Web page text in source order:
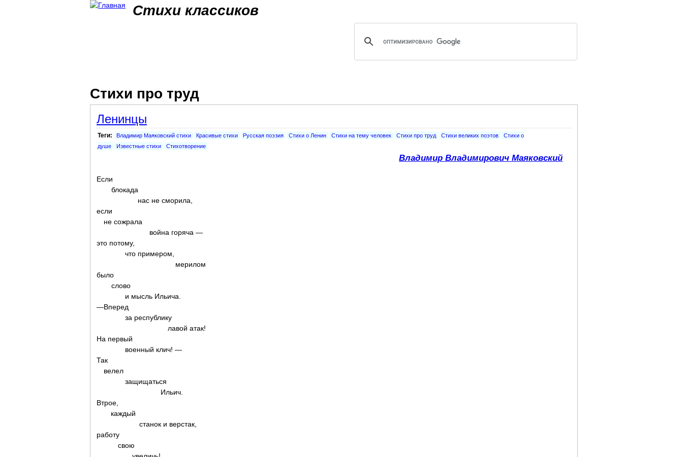
Стихи классиков
Стихи про труд
Ленинцы
Теги: Владимир Маяковский стихи Красивые стихи Русская поэзия Стихи о Ленин Стихи на тему человек Стихи про труд Стихи великих поэтов
Стихи о
душе
Известные стихи Стихотворение
Владимир Владимирович Маяковский
Если
блокада
нас не сморила,
если
не сожрала
война горяча —
это потому,
что примером,
мерилом
было
слово
и мысль Ильича.
—Вперед
за республику
лавой атак!
На первый
военный клич! —
Так
велел
защищаться
Ильич.
Втрое,
каждый
станок и верстак,
работу
свою